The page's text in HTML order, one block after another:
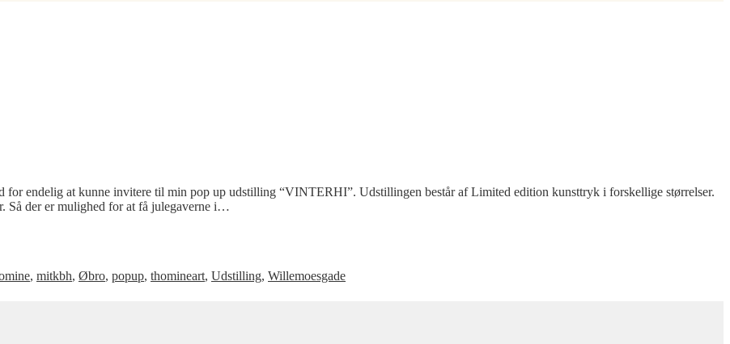
endelig at kunne invitere til min pop up udstilling “VINTERHI”. Udstillingen består af Limited edition kunsttryk i forskellige størrelser.
Så der er mulighed for at få julegaverne i…
, mitkbh, Øbro, popup, thomineart, Udstilling, Willemoesgade